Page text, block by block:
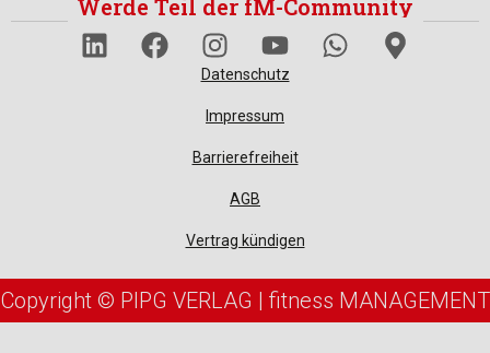
Werde Teil der fM-Community
Datenschutz
Impressum
Barrierefreiheit
AGB
Vertrag kündigen
Copyright © PIPG VERLAG | fitness MANAGEMENT